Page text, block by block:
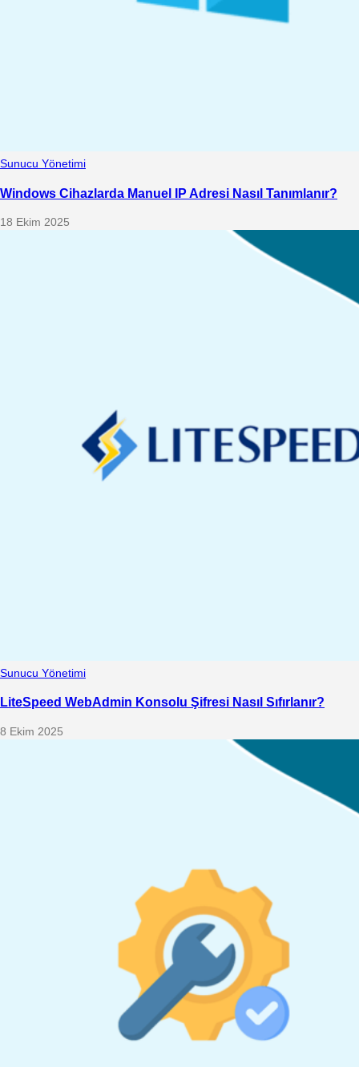
Sunucu Yönetimi
Windows Cihazlarda Manuel IP Adresi Nasıl Tanımlanır?
18 Ekim 2025
Sunucu Yönetimi
LiteSpeed WebAdmin Konsolu Şifresi Nasıl Sıfırlanır?
8 Ekim 2025